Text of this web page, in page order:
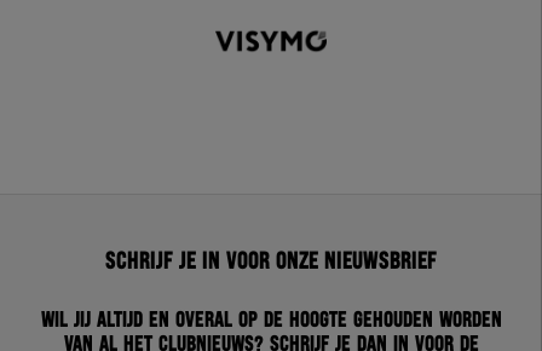
Schrijf je in voor onze nieuwsbrief
Wil jij altijd en overal op de hoogte gehouden worden
van al het clubnieuws? Schrijf je dan in voor de